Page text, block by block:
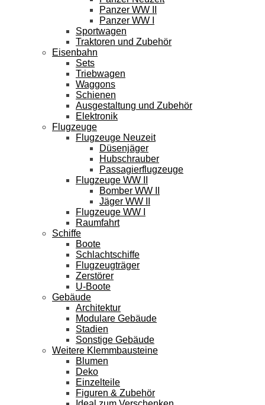
Panzer WW II
Panzer WW I
Sportwagen
Traktoren und Zubehör
Eisenbahn
Sets
Triebwagen
Waggons
Schienen
Ausgestaltung und Zubehör
Elektronik
Flugzeuge
Flugzeuge Neuzeit
Düsenjäger
Hubschrauber
Passagierflugzeuge
Flugzeuge WW II
Bomber WW II
Jäger WW II
Flugzeuge WW I
Raumfahrt
Schiffe
Boote
Schlachtschiffe
Flugzeugträger
Zerstörer
U-Boote
Gebäude
Architektur
Modulare Gebäude
Stadien
Sonstige Gebäude
Weitere Klemmbausteine
Blumen
Deko
Einzelteile
Figuren & Zubehör